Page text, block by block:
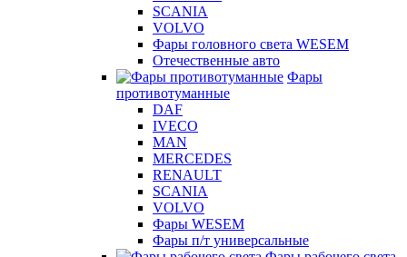
SCANIA
VOLVO
Фары головного света WESEM
Отечественные авто
Фары
противотуманные
DAF
IVECO
MAN
MERCEDES
RENAULT
SCANIA
VOLVO
Фары WESEM
Фары п/т универсальные